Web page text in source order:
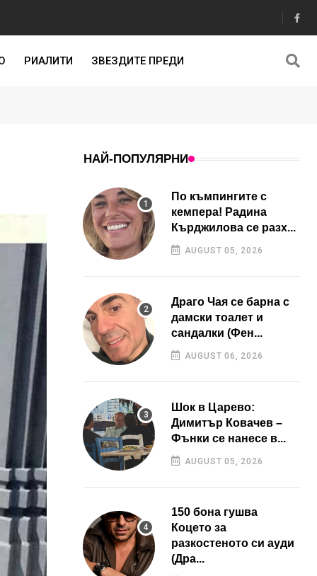
РИАЛИТИ ЗВЕЗДИТЕ ПРЕДИ
НАЙ-ПОПУЛЯРНИ
По къмпингите с
кемпера! Радина
Кърджилова се разх...
AUGUST 05, 2026
Драго Чая се барна с
дамски тоалет и
сандалки (Фен...
AUGUST 06, 2026
Шок в Царево:
Димитър Ковачев –
Фънки се нанесе в...
AUGUST 05, 2026
150 бона гушва
Коцето за
разкостеното си ауди
(Дра...